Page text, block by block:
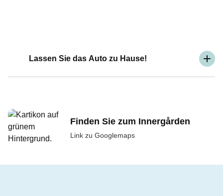
Lassen Sie das Auto zu Hause!
Finden Sie zum Innergården
Link zu Googlemaps